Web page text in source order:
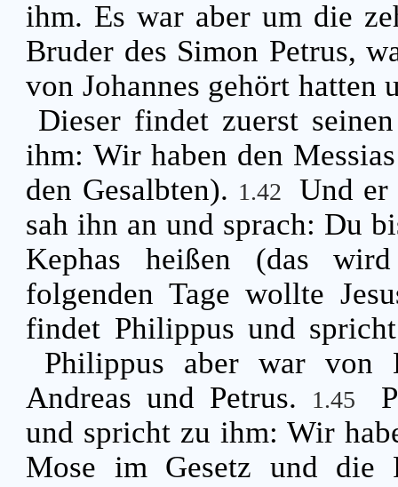
ihm. Es war aber um die
Bruder des Simon Petrus,
von Johannes gehört
Dieser findet zuerst
ihm: Wir haben den
den Gesalbten). 1.42
Und er
sah ihn an und sprach: Du
Kephas heißen (das
folgenden Tage wollte
findet Philippus und
Philippus aber war von
Andreas und Petrus.
1.45
und spricht zu ihm: Wir
Mose im Gesetz und die